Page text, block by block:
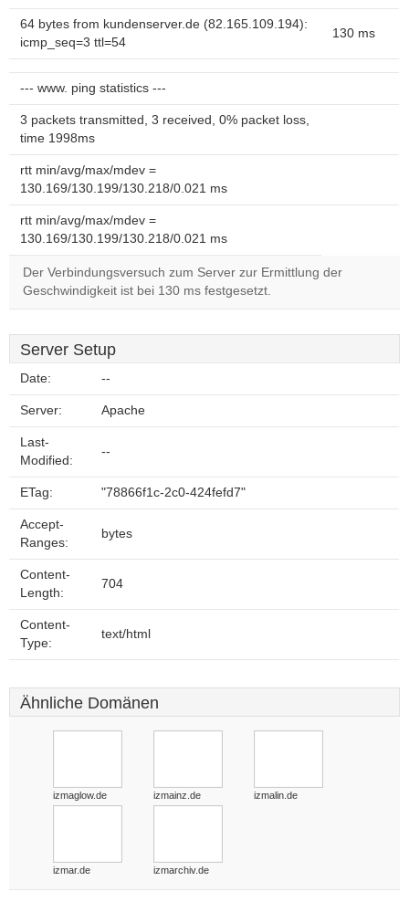
64 bytes from kundenserver.de (82.165.109.194):
icmp_seq=3 ttl=54
130 ms
--- www. ping statistics ---
3 packets transmitted, 3 received, 0% packet loss,
time 1998ms
rtt min/avg/max/mdev =
130.169/130.199/130.218/0.021 ms
rtt min/avg/max/mdev =
130.169/130.199/130.218/0.021 ms
Der Verbindungsversuch zum Server zur Ermittlung der
Geschwindigkeit ist bei 130 ms festgesetzt.
Server Setup
Date: --
Server: Apache
Last-
Modified:
--
ETag: "78866f1c-2c0-424fefd7"
Accept-
Ranges:
bytes
Content-
Length:
704
Content-
Type:
text/html
Ähnliche Domänen
izmaglow.de izmainz.de izmalin.de
izmar.de izmarchiv.de